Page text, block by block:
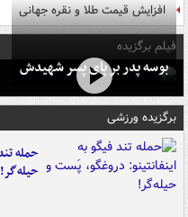
افزایش قیمت طلا و نقره جهانی
فیلم برگزیده
بوسه‌ پدر بر پای پسر شهیدش
برگزیده ورزشی
حمله
حیله‌گر!